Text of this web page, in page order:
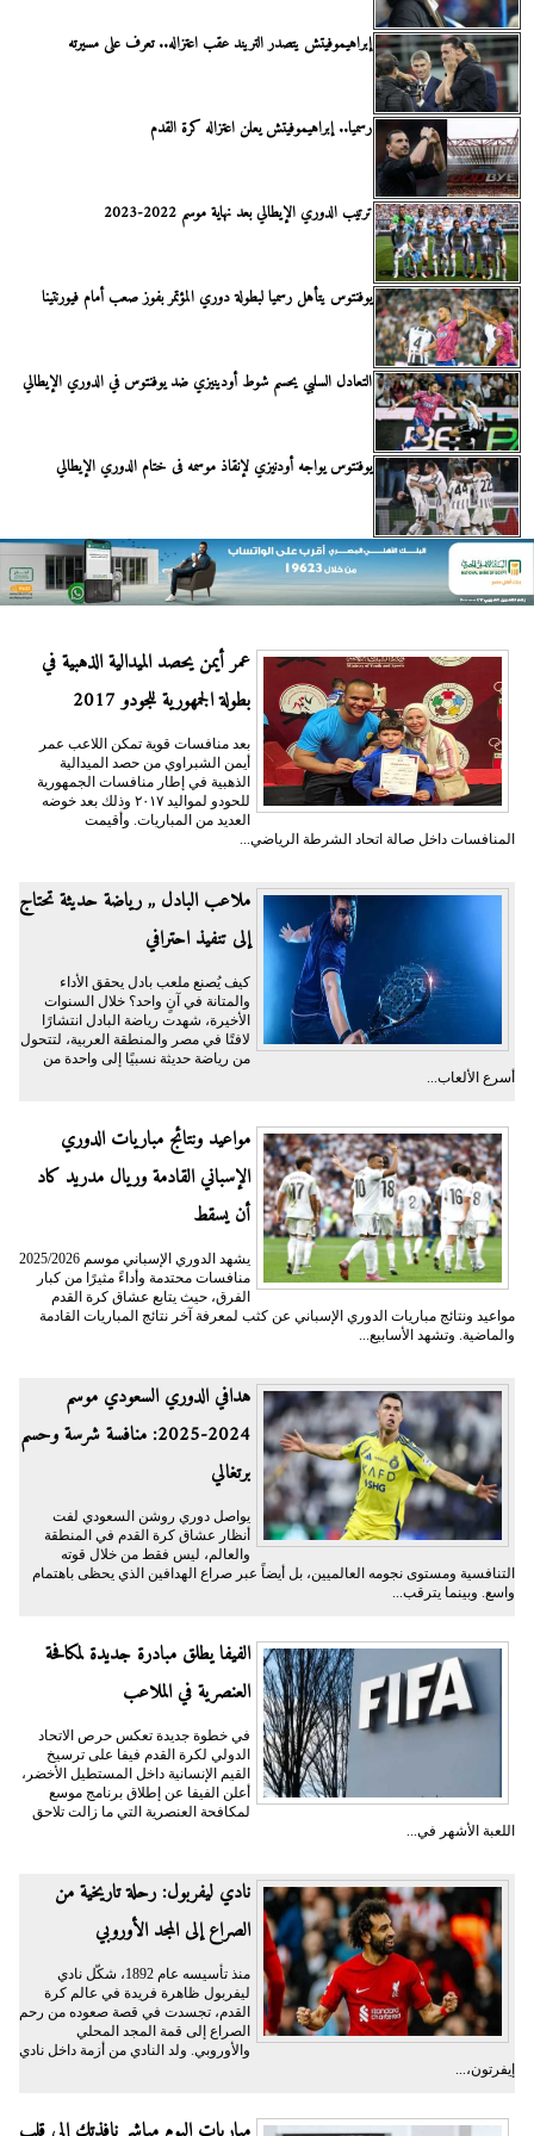
إبراهيموفيتش يتصدر التريند عقب اعتزاله.. تعرف على مسيرته
رسميا.. إبراهيموفيتش يعلن اعتزاله كرة القدم
ترتيب الدوري الإيطالي بعد نهاية موسم 2022-2023
يوفنتوس يتأهل رسميا لبطولة دوري المؤتمر بفوز صعب أمام فيورنتينا
التعادل السلبي يحسم شوط أودينيزي ضد يوفنتوس في الدوري الإيطالي
يوفنتوس يواجه أودنيزي لإنقاذ موسمه فى ختام الدوري الإيطالي
عمر أيمن يحصد الميدالية الذهبية في
بطولة الجمهورية للجودو 2017
بعد منافسات قوية تمكن اللاعب عمر
أيمن الشبراوي من حصد الميدالية
الذهبية في إطار منافسات الجمهورية
للحودو لمواليد ٢٠١٧ وذلك بعد خوضه
العديد من المباريات. وأقيمت
المنافسات داخل صالة اتحاد الشرطة الرياضي...
ملاعب البادل ,, رياضة حديثة تحتاج
إلى تنفيذ احترافي
كيف يُصنع ملعب بادل يحقق الأداء
والمتانة في آنٍ واحد؟ خلال السنوات
الأخيرة، شهدت رياضة البادل انتشارًا
لافتًا في مصر والمنطقة العربية، لتتحول
من رياضة حديثة نسبيًا إلى واحدة من
أسرع الألعاب...
مواعيد ونتائج مباريات الدوري
الإسباني القادمة وريال مدريد كاد
أن يسقط
يشهد الدوري الإسباني موسم 2025/2026
منافسات محتدمة وأداءً مثيرًا من كبار
الفرق، حيث يتابع عشاق كرة القدم
مواعيد ونتائج مباريات الدوري الإسباني عن كثب لمعرفة آخر نتائج المباريات القادمة
والماضية. وتشهد الأسابيع...
هدافي الدوري السعودي موسم
2024-2025: منافسة شرسة وحسم
برتغالي
يواصل دوري روشن السعودي لفت
أنظار عشاق كرة القدم في المنطقة
والعالم، ليس فقط من خلال قوته
التنافسية ومستوى نجومه العالميين، بل أيضاً عبر صراع الهدافين الذي يحظى باهتمام
واسع. وبينما يترقب...
الفيفا يطلق مبادرة جديدة لمكافحة
العنصرية في الملاعب
في خطوة جديدة تعكس حرص الاتحاد
الدولي لكرة القدم فيفا على ترسيخ
القيم الإنسانية داخل المستطيل الأخضر،
أعلن الفيفا عن إطلاق برنامج موسع
لمكافحة العنصرية التي ما زالت تلاحق
اللعبة الأشهر في...
نادي ليفربول: رحلة تاريخية من
الصراع إلى المجد الأوروبي
منذ تأسيسه عام 1892، شكّل نادي
ليفربول ظاهرة فريدة في عالم كرة
القدم، تجسدت في قصة صعوده من رحم
الصراع إلى قمة المجد المحلي
والأوروبي. ولد النادي من أزمة داخل نادي
إيفرتون،...